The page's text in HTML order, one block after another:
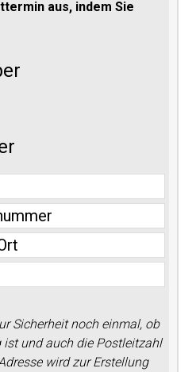
aus, indem Sie
Sicherheit noch einmal, ob
ist und auch die Postleitzahl
wird zur Erstellung